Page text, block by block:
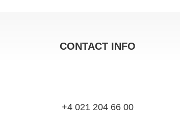
CONTACT INFO
+4 021 204 66 00